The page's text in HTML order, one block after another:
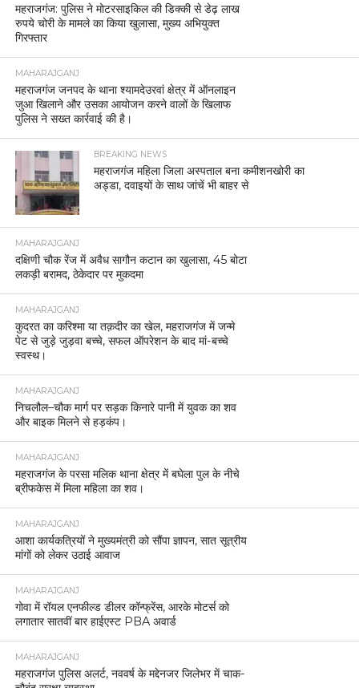
महराजगंज: पुलिस ने मोटरसाइकिल की डिक्की से डेढ़ लाख
रुपये चोरी के मामले का किया खुलासा, मुख्य अभियुक्त
गिरफ्तार
MAHARAJGANJ
महराजगंज जनपद के थाना श्यामदेउरवां क्षेत्र में ऑनलाइन
जुआ खिलाने और उसका आयोजन करने वालों के खिलाफ
पुलिस ने सख्त कार्रवाई की है।
BREAKING NEWS
महराजगंज महिला जिला अस्पताल बना कमीशनखोरी का
अड्डा, दवाइयों के साथ जांचें भी बाहर से
MAHARAJGANJ
दक्षिणी चौक रेंज में अवैध सागौन कटान का खुलासा, 45 बोटा
लकड़ी बरामद, ठेकेदार पर मुकदमा
MAHARAJGANJ
कुदरत का करिश्मा या तक़दीर का खेल, महराजगंज में जन्मे
पेट से जुड़े जुड़वा बच्चे, सफल ऑपरेशन के बाद मां-बच्चे
स्वस्थ।
MAHARAJGANJ
निचलौल–चौक मार्ग पर सड़क किनारे पानी में युवक का शव
और बाइक मिलने से हड़कंप।
MAHARAJGANJ
महराजगंज के परसा मलिक थाना क्षेत्र में बघेला पुल के नीचे
ब्रीफकेस में मिला महिला का शव।
MAHARAJGANJ
आशा कार्यकत्रियों ने मुख्यमंत्री को सौंपा ज्ञापन, सात सूत्रीय
मांगों को लेकर उठाई आवाज
MAHARAJGANJ
गोवा में रॉयल एनफील्ड डीलर कॉन्फ्रेंस, आरके मोटर्स को
लगातार सातवीं बार हाईएस्ट PBA अवार्ड
MAHARAJGANJ
महराजगंज पुलिस अलर्ट, नववर्ष के मद्देनजर जिलेभर में चाक-